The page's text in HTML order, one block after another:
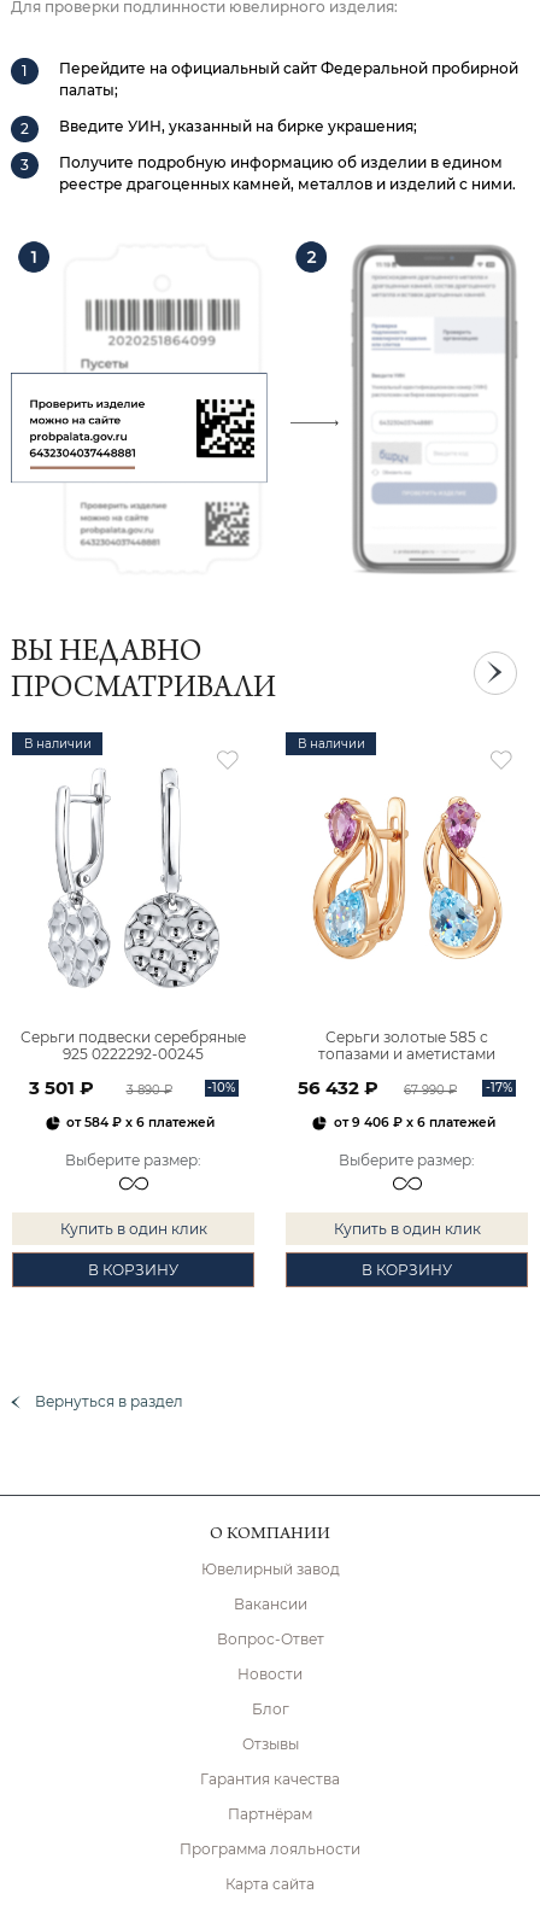
Для проверки подлинности ювелирного изделия:
Перейдите на официальный сайт Федеральной пробирной
палаты;
Введите УИН, указанный на бирке украшения;
Получите подробную информацию об изделии в едином
реестре драгоценных камней, металлов и изделий с ними.
ВЫ НЕДАВНО
ПРОСМАТРИВАЛИ
В наличии
Серьги подвески серебряные
925 0222292-00245
3 501 ₽ 3 890 ₽ -10%
от584 ₽ x 6 платежей
Выберите размер:
Купить в один клик
В КОРЗИНУ
В наличии
Серьги золотые 585 с
топазами и аметистами
56 432 ₽ 67 990 ₽ -17%
от9 406 ₽x 6 платежей
Выберите размер:
Купить в один клик
В КОРЗИНУ
Вернуться в раздел
О КОМПАНИИ
Ювелирный завод
Вакансии
Вопрос-Ответ
Новости
Блог
Отзывы
Гарантия качества
Партнёрам
Программа лояльности
Карта сайта